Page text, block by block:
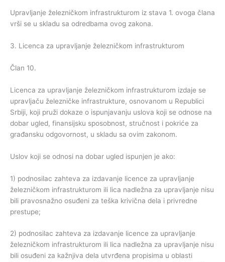
Upravljanje železničkom infrastrukturom iz stava 1. ovoga člana
vrši se u skladu sa odredbama ovog zakona.
3. Licenca za upravljanje železničkom infrastrukturom
Član 10.
Licenca za upravljanje železničkom infrastrukturom izdaje se
upravljaču železničke infrastrukture, osnovanom u Republici
Srbiji, koji pruži dokaze o ispunjavanju uslova koji se odnose na
dobar ugled, finansijsku sposobnost, stručnost i pokriće za
građansku odgovornost, u skladu sa ovim zakonom.
Uslov koji se odnosi na dobar ugled ispunjen je ako:
1) podnosilac zahteva za izdavanje licence za upravljanje
železničkom infrastrukturom ili lica nadležna za upravljanje nisu
bili pravosnažno osuđeni za teška krivična dela i privredne
prestupe;
2) podnosilac zahteva za izdavanje licence za upravljanje
železničkom infrastrukturom ili lica nadležna za upravljanje nisu
bili osuđeni za kažnjiva dela utvrđena propisima u oblasti